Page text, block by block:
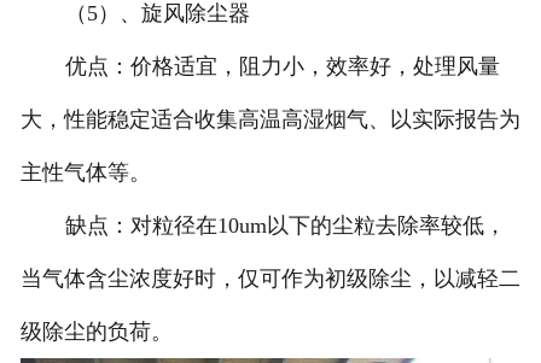
（5）、旋风除尘器
优点：价格适宜，阻力小，效率好，处理风量
大，性能稳定适合收集高温高湿烟气、以实际报告为
主性气体等。
缺点：对粒径在10um以下的尘粒去除率较低，
当气体含尘浓度好时，仅可作为初级除尘，以减轻二
级除尘的负荷。